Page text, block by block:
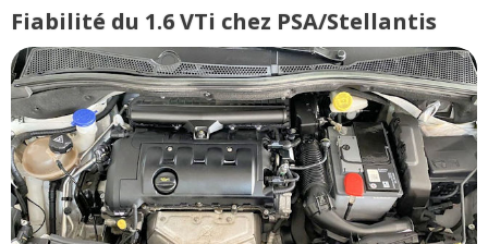
Fiabilité du 1.6 VTi chez PSA/Stellantis